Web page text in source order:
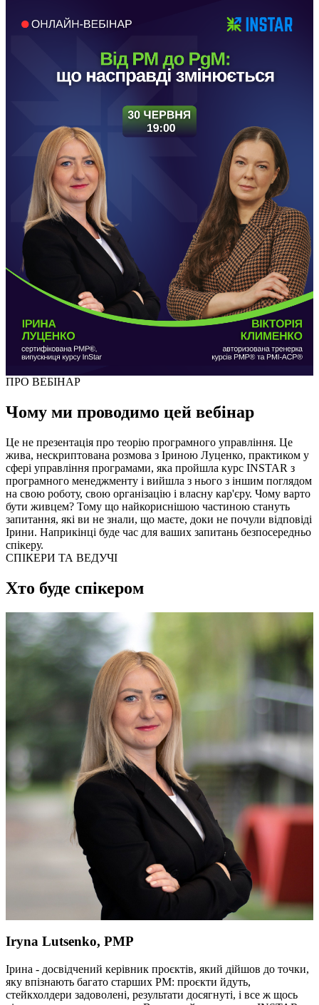
ПРО ВЕБІНАР
Чому ми проводимо цей вебінар
Це не презентація про теорію програмного управління. Це
жива, нескриптована розмова з Іриною Луценко, практиком у
сфері управління програмами, яка пройшла курс INSTAR з
програмного менеджменту і вийшла з нього з іншим поглядом
на свою роботу, свою організацію і власну кар'єру. Чому варто
бути живцем? Тому що найкориснішою частиною стануть
запитання, які ви не знали, що маєте, доки не почули відповіді
Ірини. Наприкінці буде час для ваших запитань безпосередньо
спікеру.
СПІКЕРИ ТА ВЕДУЧІ
Хто буде спікером
Iryna Lutsenko, PMP
Ірина - досвідчений керівник проєктів, який дійшов до точки,
яку впізнають багато старших РМ: проєкти йдуть,
стейкхолдери задоволені, результати досягнуті, і все ж щось